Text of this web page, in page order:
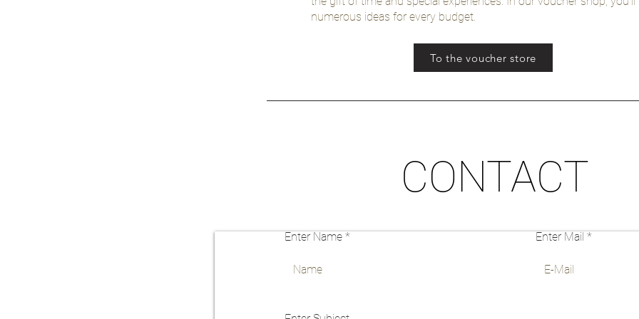
numerous ideas for every budget.
To the voucher store
CONTACT
Enter Name Enter Mail